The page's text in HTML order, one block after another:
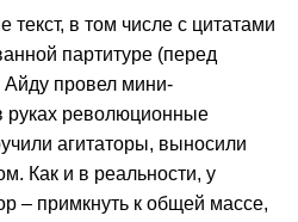
в том числе с цитатами
партитуре (перед
провел мини-
революционные
агитаторы, выносили
Как и в реальности, у
– примкнуть к общей массе,